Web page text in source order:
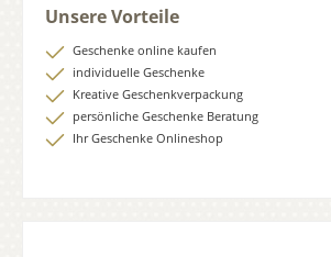
Unsere Vorteile
Geschenke online kaufen
individuelle Geschenke
Kreative Geschenkverpackung
persönliche Geschenke Beratung
Ihr Geschenke Onlineshop